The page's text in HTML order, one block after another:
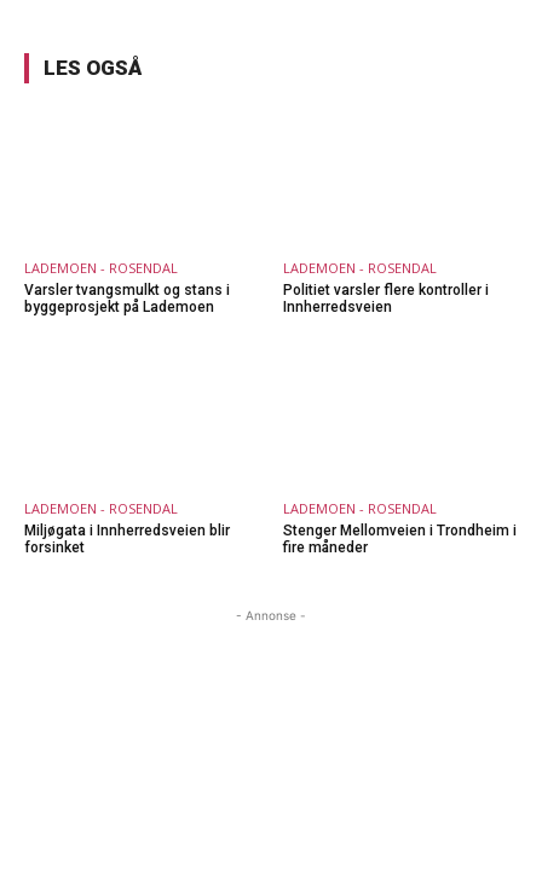
LES OGSÅ
LADEMOEN - ROSENDAL
Varsler tvangsmulkt og stans i
byggeprosjekt på Lademoen
LADEMOEN - ROSENDAL
Politiet varsler flere kontroller i
Innherredsveien
LADEMOEN - ROSENDAL
Miljøgata i Innherredsveien blir
forsinket
LADEMOEN - ROSENDAL
Stenger Mellomveien i Trondheim i
fire måneder
- Annonse -